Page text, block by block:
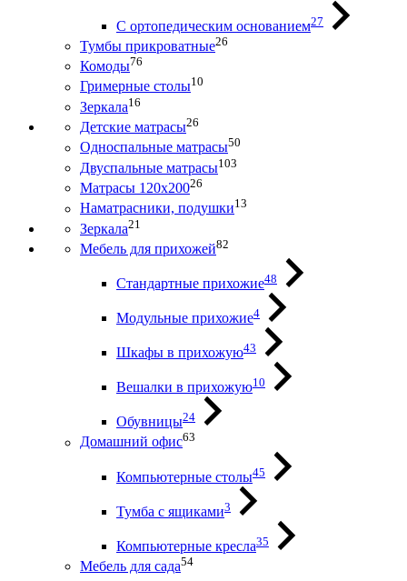
С ортопедическим основанием27
Тумбы прикроватные26
Комоды76
Гримерные столы10
Зеркала16
Детские матрасы26
Односпальные матрасы50
Двуспальные матрасы103
Матрасы 120х20026
Наматрасники, подушки13
Зеркала21
Мебель для прихожей82
Стандартные прихожие48
Модульные прихожие4
Шкафы в прихожую43
Вешалки в прихожую10
Обувницы24
Домашний офис63
Компьютерные столы45
Тумба с ящиками3
Компьютерные кресла35
Мебель для сада54